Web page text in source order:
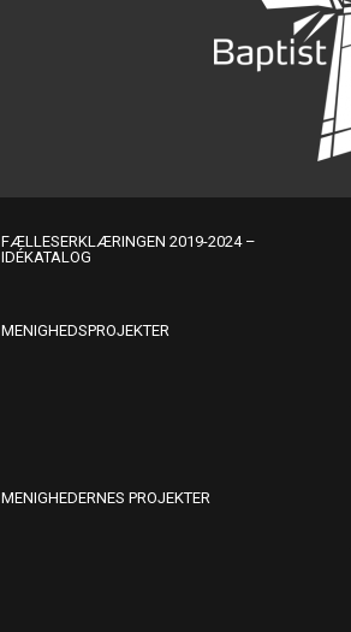
FÆLLESERKLÆRINGEN 2019-2024 –
IDÉKATALOG
MENIGHEDSPROJEKTER
MENIGHEDERNES PROJEKTER